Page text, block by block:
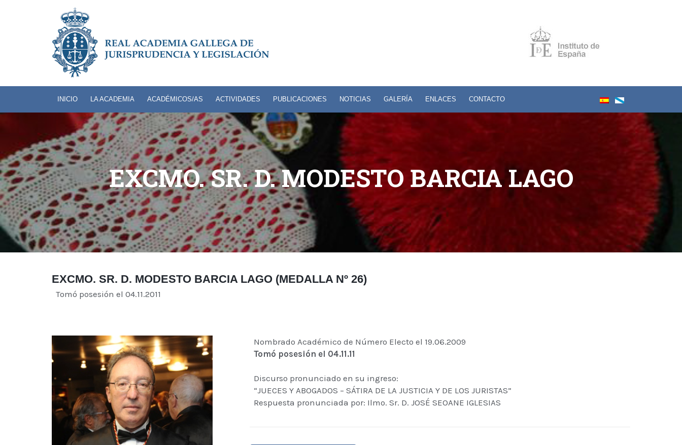
INICIO LA ACADEMIA ACADÉMICOS/AS ACTIVIDADES PUBLICACIONES NOTICIAS GALERÍA ENLACES CONTACTO
EXCMO. SR. D. MODESTO BARCIA LAGO
EXCMO. SR. D. MODESTO BARCIA LAGO (MEDALLA Nº 26)
Tomó posesión el 04.11.2011
Nombrado Académico de Número Electo el 19.06.2009
Tomó posesión el 04.11.11
Discurso pronunciado en su ingreso:
“JUECES Y ABOGADOS – SÁTIRA DE LA JUSTICIA Y DE LOS JURISTAS”
Respuesta pronunciada por: Ilmo. Sr. D. JOSÉ SEOANE IGLESIAS